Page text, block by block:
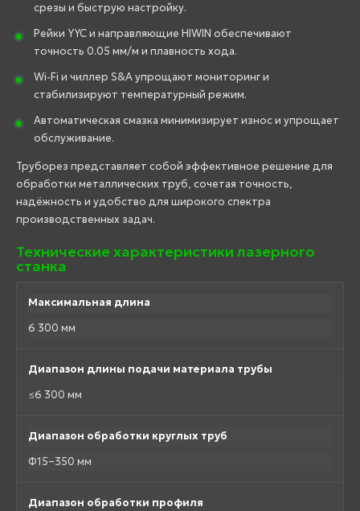
срезы и быструю настройку.
Рейки YYC и направляющие HIWIN обеспечивают
точность 0.05 мм/м и плавность хода.
Wi-Fi и чиллер S&A упрощают мониторинг и
стабилизируют температурный режим.
Автоматическая смазка минимизирует износ и упрощает
обслуживание.
Труборез представляет собой эффективное решение для
обработки металлических труб, сочетая точность,
надёжность и удобство для широкого спектра
производственных задач.
Технические характеристики лазерного
станка
Максимальная длина
6 300 мм
Диапазон длины подачи материала трубы
≤6 300 мм
Диапазон обработки круглых труб
Φ15–350 мм
Диапазон обработки профиля